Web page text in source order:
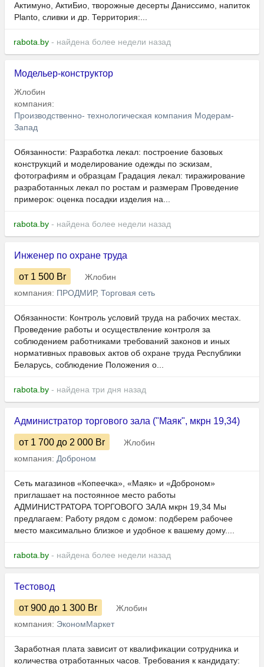
Актимуно, АктиБио, творожные десерты Даниссимо, напиток
Planto, сливки и др. Территория:...
rabota.by - найдена более недели назад
Модельер-конструктор
Жлобин
компания:
Производственно- технологическая компания Модерам-
Запад
Обязанности: Разработка лекал: построение базовых
конструкций и моделирование одежды по эскизам,
фотографиям и образцам Градация лекал: тиражирование
разработанных лекал по ростам и размерам Проведение
примерок: оценка посадки изделия на...
rabota.by - найдена более недели назад
Инженер по охране труда
от 1 500 Br
Жлобин
компания: ПРОДМИР, Торговая сеть
Обязанности: Контроль условий труда на рабочих местах.
Проведение работы и осуществление контроля за
соблюдением работниками требований законов и иных
нормативных правовых актов об охране труда Республики
Беларусь, соблюдение Положения о...
rabota.by - найдена три дня назад
Администратор торгового зала ("Маяк", мкрн 19,34)
от 1 700 до 2 000 Br
Жлобин
компания: Доброном
Сеть магазинов «Копеечка», «Маяк» и «Доброном»
приглашает на постоянное место работы
АДМИНИСТРАТОРА ТОРГОВОГО ЗАЛА мкрн 19,34 Мы
предлагаем: Работу рядом с домом: подберем рабочее
место максимально близкое и удобное к вашему дому....
rabota.by - найдена более недели назад
Тестовод
от 900 до 1 300 Br
Жлобин
компания: ЭкономМаркет
Заработная плата зависит от квалификации сотрудника и
количества отработанных часов. Требования к кандидату: